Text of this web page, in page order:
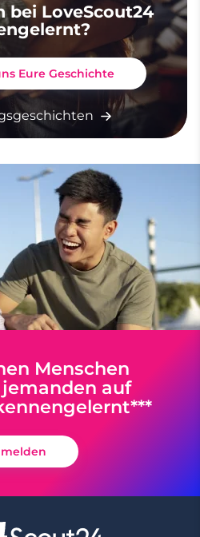
bei LoveScout24
Eure Geschichte
Menschen
auf